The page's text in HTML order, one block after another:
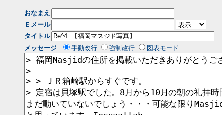
おなまえ
Ｅメール
タイトル
メッセージ
手動改行 強制改行 図表モード